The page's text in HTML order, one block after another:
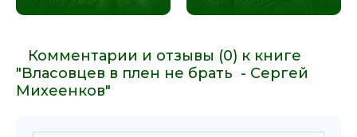
Комментарии и отзывы (0) к книге
"Власовцев в плен не брать - Сергей
Михеенков"